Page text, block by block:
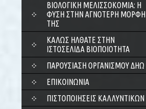
ΒΙΟΛΟΓΙΚΉ ΜΕΛΙΣΣΟΚΟΜΊΑ: Η
ΦΎΣΗ ΣΤΗΝ ΑΓΝΌΤΕΡΗ ΜΟΡΦΉ
ΤΗΣ
ΚΑΛΏΣ ΉΛΘΑΤΕ ΣΤΗΝ
ΙΣΤΟΣΕΛΊΔΑ ΒΙΟΠΟΙΌΤΗΤΑ
ΠΑΡΟΥΣΊΑΣΗ ΟΡΓΑΝΙΣΜΟΎ ΔΗΩ
ΕΠΙΚΟΙΝΩΝΊΑ
ΠΙΣΤΟΠΟΙΉΣΕΙΣ ΚΑΛΛΥΝΤΙΚΏΝ